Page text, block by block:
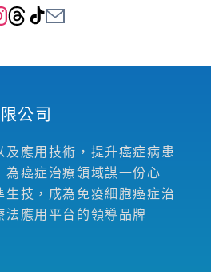
公司
及應用技術，提升癌症病患
為癌症治療領域謀一份心
生技，成為免疫細胞癌症治
法應用平台的領導品牌